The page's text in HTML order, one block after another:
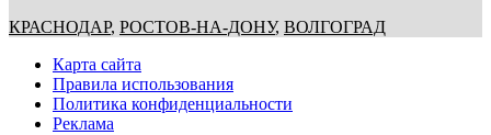
КРАСНОДАР, РОСТОВ-НА-ДОНУ, ВОЛГОГРАД
Карта сайта
Правила использования
Политика конфиденциальности
Реклама